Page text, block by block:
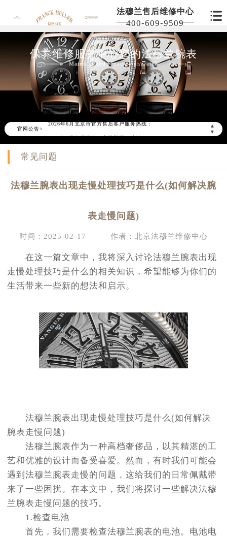
法穆兰售后维修中心
400-609-9509
保养维修服务中心您的法穆兰腕表
Maintain and repair your watch
官网公告>
▲
▼
2026年6月北京市售后服务网络优化升级公告
2026年6月北京市官方售后客户服务热线：
2026年6月售后服务中心最新网点地址：
北京市朝阳区建国门外大街甲6号华熙国际中心D座11层1102室售后服务中心（需提前预约）
常见问题
法穆兰腕表出现走慢处理技巧是什么(如何解决腕
表走慢问题)
时间：2025-02-17 作者：北京法穆兰维修中心
在这一篇文章中，我将深入讨论法穆兰腕表出现
走慢处理技巧是什么的相关知识，希望能够为你们的
生活带来一些新的想法和启示。
法穆兰腕表出现走慢处理技巧是什么(如何解决
腕表走慢问题)
法穆兰腕表作为一种高档奢侈品，以其精湛的工
艺和优雅的设计而备受喜爱。然而，有时我们可能会
遇到法穆兰腕表走慢的问题，这给我们的日常佩戴带
来了一些困扰。在本文中，我们将探讨一些解决法穆
兰腕表走慢问题的技巧。
1.检查电池
首先，我们需要检查法穆兰腕表的电池。电池电